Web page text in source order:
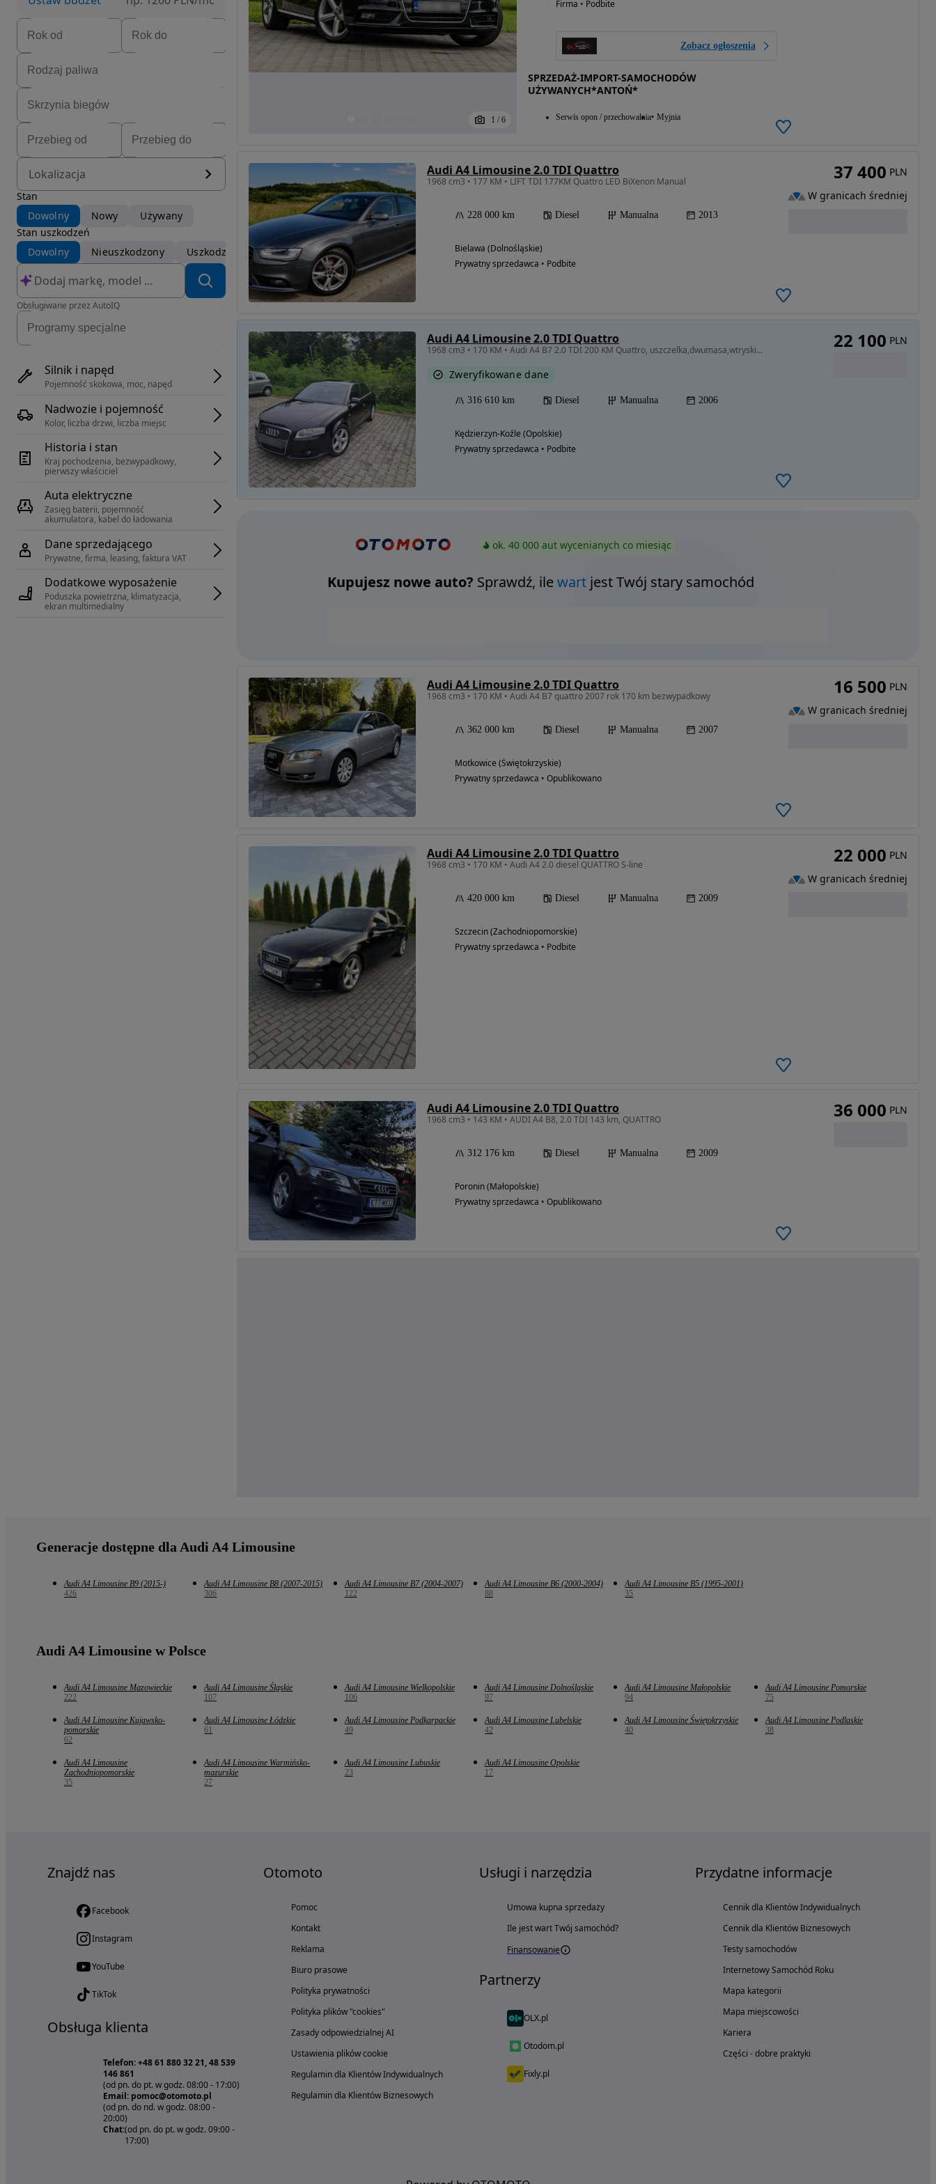
Lokalizacja
Stan
Dowolny
Nowy
Używany
Stan uszkodzeń
Dowolny
Nieuszkodzony Uszkodzony
Obsługiwane przez AutoIQ
Silnik i napęd
Pojemność skokowa, moc, napęd
Nadwozie i pojemność
Kolor, liczba drzwi, liczba miejsc
Historia i stan
Kraj pochodzenia, bezwypadkowy,
pierwszy właściciel
Auta elektryczne
Zasięg baterii, pojemność
akumulatora, kabel do ładowania
Dane sprzedającego
Prywatne, firma, leasing, faktura VAT
Dodatkowe wyposażenie
Poduszka powietrzna, klimatyzacja,
ekran multimedialny
1 / 6
Firma • Podbite
Zobacz ogłoszenia
SPRZEDAŻ-IMPORT-SAMOCHODÓW
UŻYWANYCH*ANTOŃ*
Serwis opon / przechowalnia Myjnia
Audi A4 Limousine 2.0 TDI Quattro
1968 cm3 • 177 KM • LIFT TDI 177KM Quattro LED BiXenon Manual
228 000 km Diesel Manualna 2013
Bielawa (Dolnośląskie)
Prywatny sprzedawca • Podbite
37 400 PLN
W granicach średniej
Audi A4 Limousine 2.0 TDI Quattro
1968 cm3 • 170 KM • Audi A4 B7 2.0 TDI 200 KM Quattro, uszczelka,dwumasa,wtryski, 2xopony
Zweryfikowane dane
316 610 km Diesel Manualna 2006
Kędzierzyn-Koźle (Opolskie)
Prywatny sprzedawca • Podbite
22 100 PLN
ok. 40 000 aut wycenianych co miesiąc
Kupujesz nowe auto? Sprawdź, ilewartjest Twój stary samochód
Audi A4 Limousine 2.0 TDI Quattro
1968 cm3 • 170 KM • Audi A4 B7 quattro 2007 rok 170 km bezwypadkowy
362 000 km Diesel Manualna 2007
Motkowice (Świętokrzyskie)
Prywatny sprzedawca • Opublikowano
16 500 PLN
W granicach średniej
Audi A4 Limousine 2.0 TDI Quattro
1968 cm3 • 170 KM • Audi A4 2.0 diesel QUATTRO S-line
420 000 km Diesel Manualna 2009
Szczecin (Zachodniopomorskie)
Prywatny sprzedawca • Podbite
22 000 PLN
W granicach średniej
Audi A4 Limousine 2.0 TDI Quattro
1968 cm3 • 143 KM • AUDI A4 B8, 2.0 TDI 143 km, QUATTRO
312 176 km Diesel Manualna 2009
Poronin (Małopolskie)
Prywatny sprzedawca • Opublikowano
36 000 PLN
Generacje dostępne dla Audi A4 Limousine
Audi A4 Limousine B9 (2015-)
426
Audi A4 Limousine B8 (2007-2015)
306
Audi A4 Limousine B7 (2004-2007)
122
Audi A4 Limousine B6 (2000-2004)
88
Audi A4 Limousine B5 (1995-2001)
35
Audi A4 Limousine w Polsce
Audi A4 Limousine Mazowieckie
222
Audi A4 Limousine Śląskie
107
Audi A4 Limousine Wielkopolskie
106
Audi A4 Limousine Dolnośląskie
97
Audi A4 Limousine Małopolskie
94
Audi A4 Limousine Pomorskie
75
Audi A4 Limousine Kujawsko-
pomorskie
62
Audi A4 Limousine Łódzkie
61
Audi A4 Limousine Podkarpackie
49
Audi A4 Limousine Lubelskie
42
Audi A4 Limousine Świętokrzyskie
40
Audi A4 Limousine Podlaskie
38
Audi A4 Limousine
Zachodniopomorskie
35
Audi A4 Limousine Warmińsko-
mazurskie
27
Audi A4 Limousine Lubuskie
23
Audi A4 Limousine Opolskie
17
Znajdź nas
Facebook
Instagram
YouTube
TikTok
Obsługa klienta
Telefon: +48 61 880 32 21, 48 539
146 861
(od pn. do pt. w godz. 08:00 - 17:00)
Email: pomoc@otomoto.pl
(od pn. do nd. w godz. 08:00 -
20:00)
Chat:(od pn. do pt. w godz. 09:00 -
17:00)
Otomoto
Pomoc
Kontakt
Reklama
Biuro prasowe
Polityka prywatności
Polityka plików "cookies"
Zasady odpowiedzialnej AI
Ustawienia plików cookie
Regulamin dla Klientów Indywidualnych
Regulamin dla Klientów Biznesowych
Usługi i narzędzia
Umowa kupna sprzedaży
Ile jest wart Twój samochód?
Finansowanie
Partnerzy
OLX.pl
Otodom.pl
Fixly.pl
Przydatne informacje
Cennik dla Klientów Indywidualnych
Cennik dla Klientów Biznesowych
Testy samochodów
Internetowy Samochód Roku
Mapa kategorii
Mapa miejscowości
Kariera
Części - dobre praktyki